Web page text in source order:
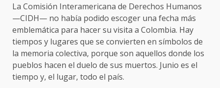
La Comisión Interamericana de Derechos Humanos
—CIDH— no había podido escoger una fecha más
emblemática para hacer su visita a Colombia. Hay
tiempos y lugares que se convierten en símbolos de
la memoria colectiva, porque son aquellos donde los
pueblos hacen el duelo de sus muertos. Junio es el
tiempo y, el lugar, todo el país.